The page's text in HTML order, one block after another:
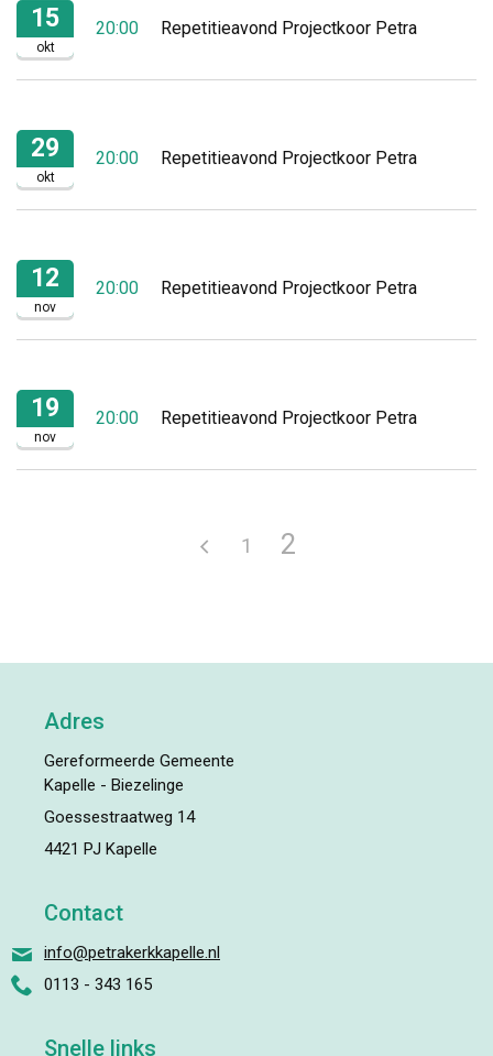
15
okt
20:00 Repetitieavond Projectkoor Petra
29
okt
20:00 Repetitieavond Projectkoor Petra
12
nov
20:00 Repetitieavond Projectkoor Petra
19
nov
20:00 Repetitieavond Projectkoor Petra
1 2
Adres
Gereformeerde Gemeente
Kapelle - Biezelinge
Goessestraatweg 14
4421 PJ Kapelle
Contact
info@petrakerkkapelle.nl
0113 - 343 165
Snelle links